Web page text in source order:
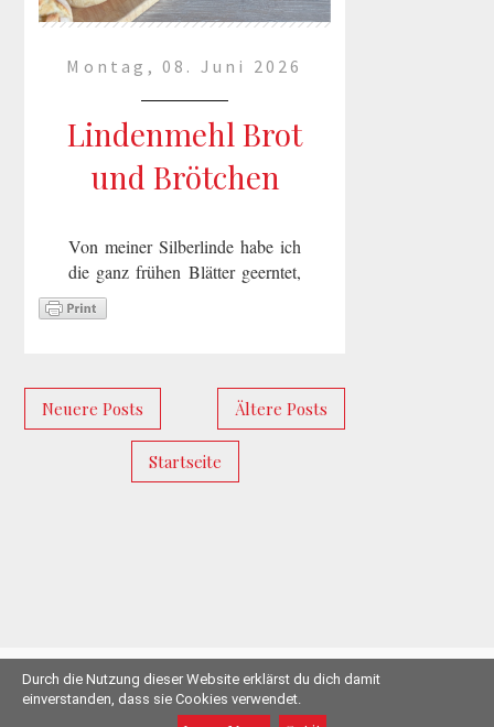
Montag, 08. Juni 2026
Lindenmehl Brot
und Brötchen
Von meiner Silberlinde habe ich
die ganz frühen Blätter geerntet,
getrocknet und gemahlen und
dem Brot als Streckmehl
...
mehr lesen »
Neuere Posts Ältere Posts
Startseite
© 2011-2019 Herzschlüssel.de |
Durch die Nutzung dieser Website erklärst du dich damit
einverstanden, dass sie Cookies verwendet.